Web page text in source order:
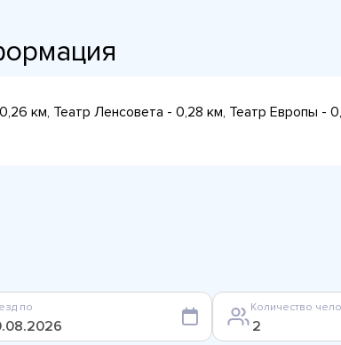
км, Театр Ленсовета - 0,28 км, Театр Европы
по Количество